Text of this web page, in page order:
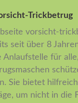
Trickbetrug
vorsicht-
seit über 8
Anlaufstelle für
Sie bietet
um nicht in die